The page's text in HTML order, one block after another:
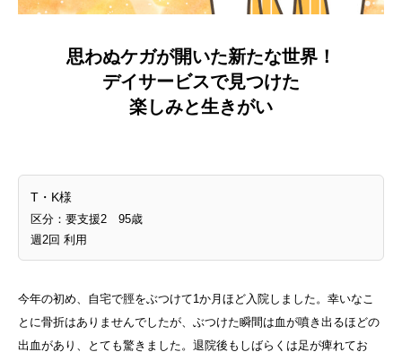
思わぬケガが開いた新たな世界！
デイサービスで見つけた
楽しみと生きがい
T・K様
区分：要支援2 95歳
週2回 利用
今年の初め、自宅で脛をぶつけて1か月ほど入院しました。幸いなこ
とに骨折はありませんでしたが、ぶつけた瞬間は血が噴き出るほどの
出血があり、とても驚きました。退院後もしばらくは足が痺れてお